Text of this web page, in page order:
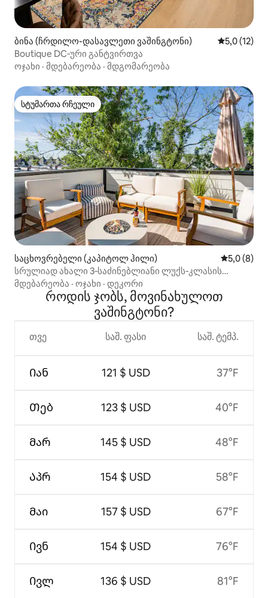
ბინა (ჩრდილო-დასავლეთი ვაშინგტონი) საშუალო
5,0 (12)
Boutique DC‑ური განტვირთვა
ოჯახი · მდებარეობა · მდგომარეობა
სტუმართა რჩეული
სტუმართა რჩეული
საცხოვრებელი (კაპიტოლ ჰილი) საშუალო
5,0 (8)
სრულიად ახალი 3‑საძინებლიანი ლუქს‑კლასის
რიგითი სახლი ვაშინგტონში, ტერასით სახურავზე
მდებარეობა · ოჯახი · დეკორი
როდის ჯობს, მოვინახულოთ
ვაშინგტონი?
თვე
Იან
Თებ
Მარ
Აპრ
Მაი
Ივნ
Ივლ
საშ. ფასი
121 $ USD
123 $ USD
145 $ USD
154 $ USD
157 $ USD
154 $ USD
136 $ USD
საშ. ტემპ.
37°F
40°F
48°F
58°F
67°F
76°F
81°F